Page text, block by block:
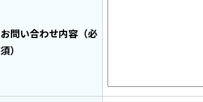
お問い合わせ内容（必
須）